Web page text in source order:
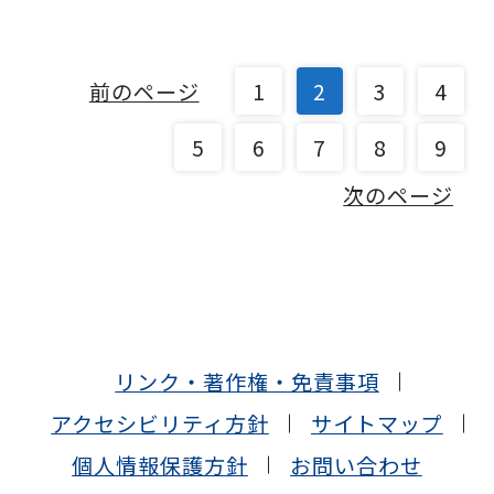
前のページ 1 2 3
4
5
6 7 8
9
次のページ
リンク・著作権・免責事項
アクセシビリティ方針
サイトマップ
個人情報保護方針
お問い合わせ